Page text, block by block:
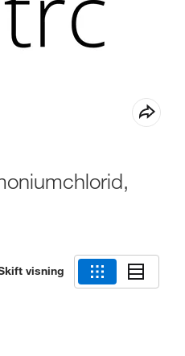
visning